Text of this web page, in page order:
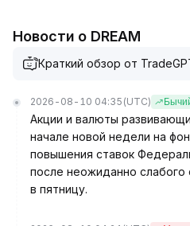
внешней рыночной
бездумно увеличивать
Новости о DREAM
Краткий обзор от
2026-08-10 04:35 (UTC)
Акции и валюты
начале новой недели на
повышения ставок
после неожиданно
в пятницу.